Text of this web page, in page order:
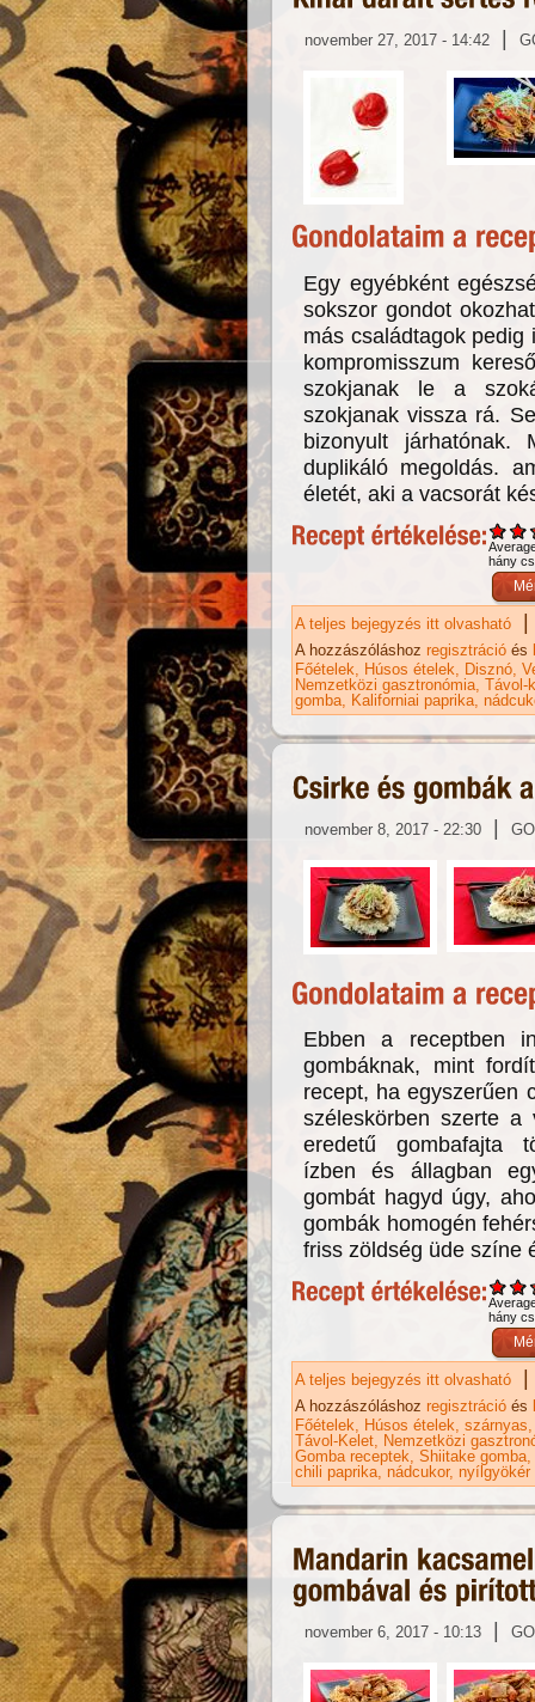
november 27, 2017 - 14:42 |
Egy egyébként
sokszor gondot
más családtagok
kompromisszum
szokjanak le a
szokjanak vissza rá.
bizonyult
duplikáló megoldás.
életét, aki a vacsorát
hány
A teljes bejegyzés itt olvasható |
A hozzászóláshoz regisztráció és
Főételek
Húsos ételek Disznó
Nemzetközi gasztronómia Távol-
gomba Kaliforniai paprika
november 8, 2017 - 22:30 |
Ebben a receptben
gombáknak, mint
recept, ha egyszerűen
széleskörben szerte
eredetű gombafajta
ízben és állagban
gombát hagyd úgy,
gombák homogén
friss zöldség üde színe
hány
A teljes bejegyzés itt olvasható |
A hozzászóláshoz regisztráció és
Főételek
Húsos ételek szárnyas
Távol-Kelet
Nemzetközi
Gomba receptek Shiitake gomba
chili paprika nádcukor nyílgyökér
november 6, 2017 - 10:13 |